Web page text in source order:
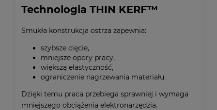
Technologia THIN KERF™
Smukła konstrukcja ostrza zapewnia:
szybsze cięcie,
mniejsze opory pracy,
większą elastyczność,
ograniczenie nagrzewania materiału.
Dzięki temu praca przebiega sprawniej i wymaga
mniejszego obciążenia elektronarzędzia.